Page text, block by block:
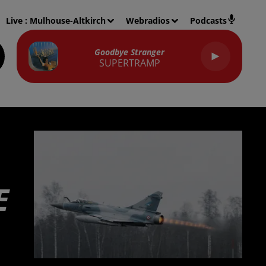
Live : Mulhouse-Altkirch Webradios Podcasts
Goodbye Stranger
SUPERTRAMP